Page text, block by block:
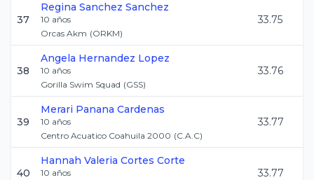
37
Regina Sanchez Sanchez
10 años
Orcas Akm (ORKM)
33.75
38
Angela Hernandez Lopez
10 años
Gorilla Swim Squad (GSS)
33.76
39
Merari Panana Cardenas
10 años
Centro Acuatico Coahuila 2000 (C.A.C)
33.77
40
Hannah Valeria Cortes Corte
10 años
33.77